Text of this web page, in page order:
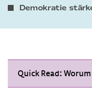
Demokratie
Quick Read: